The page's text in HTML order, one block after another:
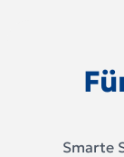
Smarte